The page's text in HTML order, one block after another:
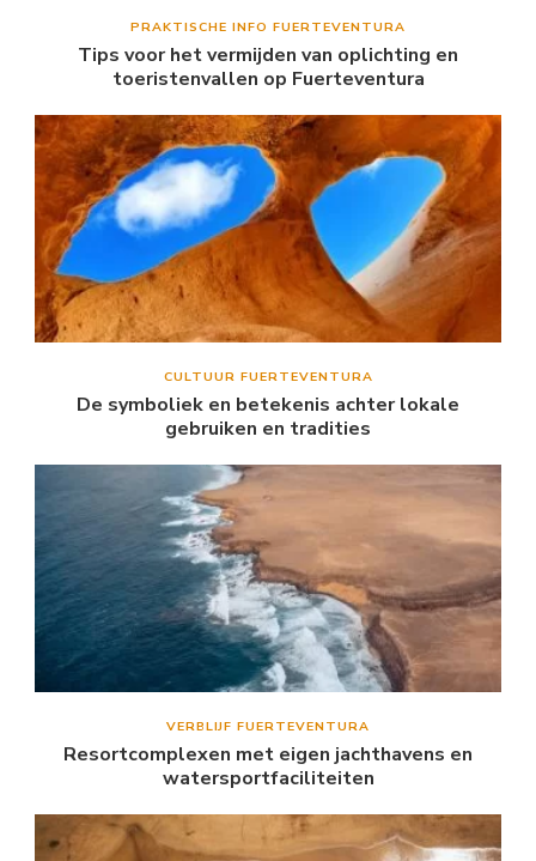
PRAKTISCHE INFO FUERTEVENTURA
Tips voor het vermijden van oplichting en
toeristenvallen op Fuerteventura
CULTUUR FUERTEVENTURA
De symboliek en betekenis achter lokale
gebruiken en tradities
VERBLIJF FUERTEVENTURA
Resortcomplexen met eigen jachthavens en
watersportfaciliteiten